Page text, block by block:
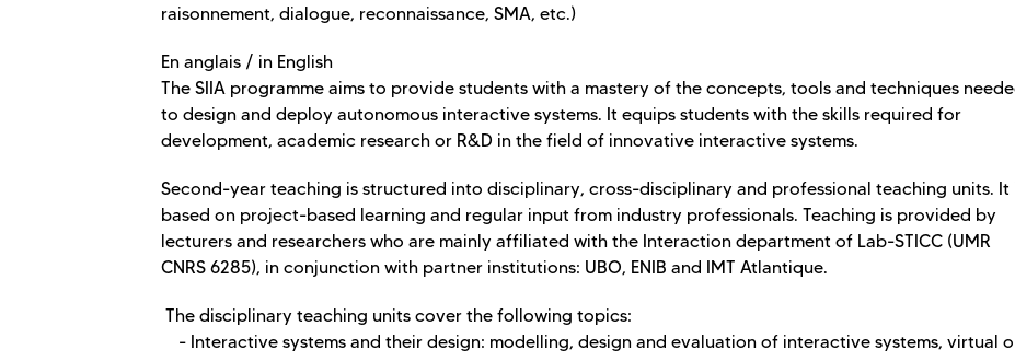
raisonnement, dialogue, reconnaissance, SMA, etc.)
En anglais / in English
The SIIA programme aims to provide students with a mastery of the concepts, tools and techniques
to design and deploy autonomous interactive systems. It equips students with the skills required for
development, academic research or R&D in the field of innovative interactive systems.
Second-year teaching is structured into disciplinary, cross-disciplinary and professional teaching units. It
based on project-based learning and regular input from industry professionals. Teaching is provided by
lecturers and researchers who are mainly affiliated with the Interaction department of Lab-STICC (UMR
CNRS 6285), in conjunction with partner institutions: UBO, ENIB and IMT Atlantique.
The disciplinary teaching units cover the following topics:
- Interactive systems and their design: modelling, design and evaluation of interactive systems, virtual